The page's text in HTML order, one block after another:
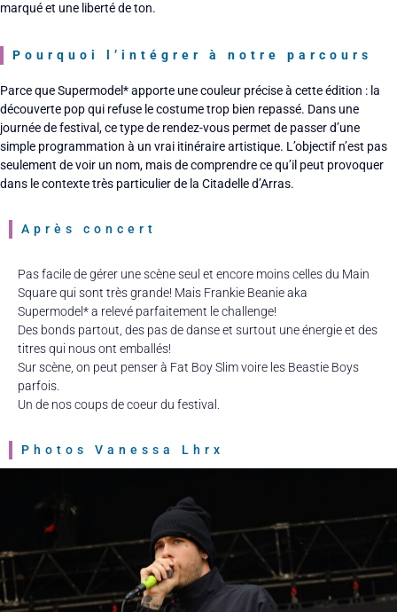
marqué et une liberté de ton.
Pourquoi l’intégrer à notre parcours
Parce que Supermodel* apporte une couleur précise à cette édition : la
découverte pop qui refuse le costume trop bien repassé. Dans une
journée de festival, ce type de rendez-vous permet de passer d’une
simple programmation à un vrai itinéraire artistique. L’objectif n’est pas
seulement de voir un nom, mais de comprendre ce qu’il peut provoquer
dans le contexte très particulier de la Citadelle d’Arras.
Après concert
Pas facile de gérer une scène seul et encore moins celles du Main
Square qui sont très grande! Mais Frankie Beanie aka
Supermodel* a relevé parfaitement le challenge!
Des bonds partout, des pas de danse et surtout une énergie et des
titres qui nous ont emballés!
Sur scène, on peut penser à Fat Boy Slim voire les Beastie Boys
parfois.
Un de nos coups de coeur du festival.
Photos Vanessa Lhrx